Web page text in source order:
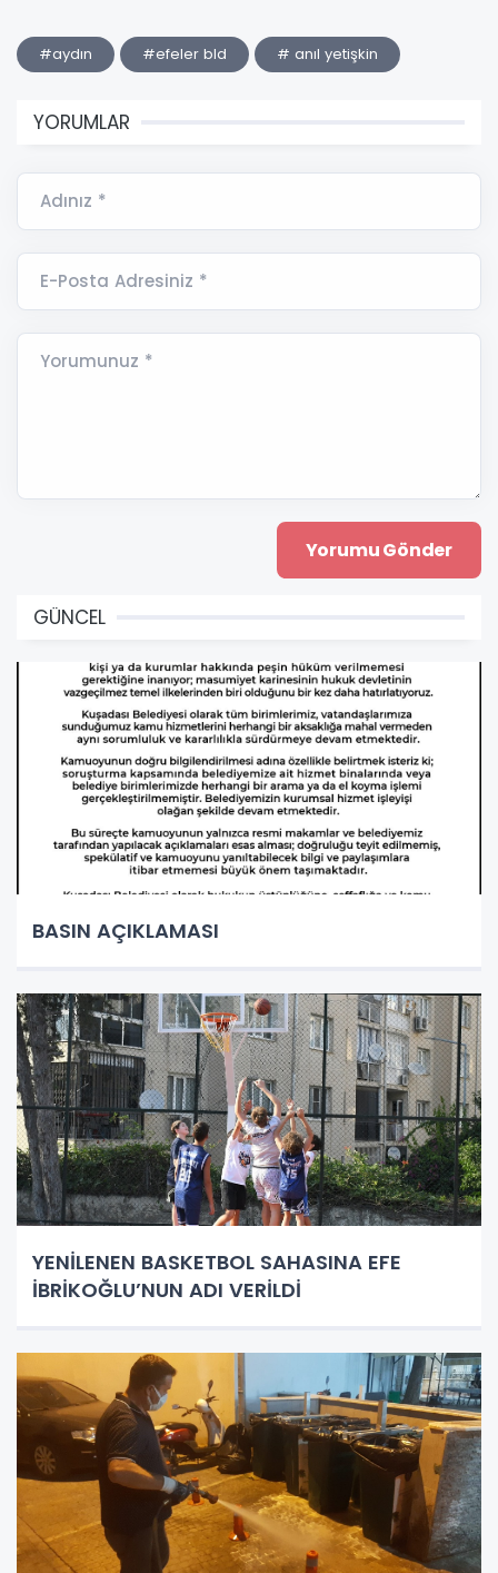
#aydın #efeler bld # anıl yetişkin
YORUMLAR
Adınız *
E-Posta Adresiniz *
Yorumunuz *
GÜNCEL
BASIN AÇIKLAMASI
YENİLENEN BASKETBOL SAHASINA EFE
İBRİKOĞLU’NUN ADI VERİLDİ